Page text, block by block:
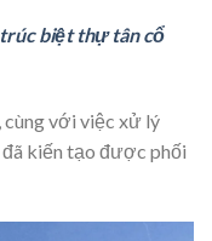
biệt thự tân cổ
với việc xử lý
kiến tạo được phối